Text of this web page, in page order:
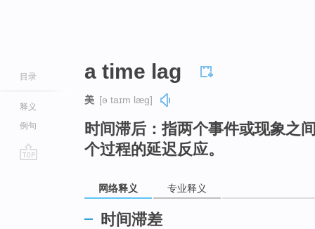
目录
释义
例句
a time lag
美 [ə taɪm læɡ]
时间滞后：指两个事件或现象之
个过程的延迟反应。
网络释义 专业释义
时间滞差